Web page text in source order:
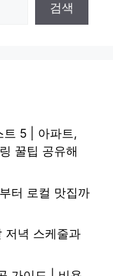
검색
트 5 | 아파트,
꿀팁 공유해
터 로컬 맛집까
저녁 스케줄과